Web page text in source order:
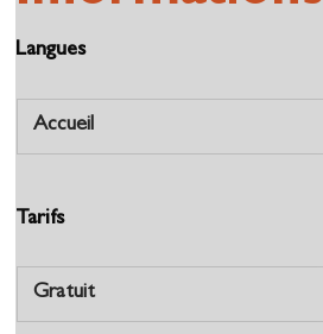
Langues
Accueil
Tarifs
Gratuit